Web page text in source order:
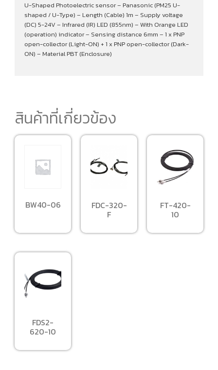
U-Shaped Photoelectric sensor – Panasonic (PM25 U-
shaped / U-Type) – Length (Cable) 1m – Supply voltage
(DC) 5-24V – Infrared (IR) LED (855nm) – With Orange LED
(operation) indicator – Sensing distance 6mm – 1 x PNP
open-collector (Light-ON) + 1 x PNP open-collector (Dark-
ON) – Material PBT (Enclosure)
สินค้าที่เกี่ยวข้อง
BW40-06 FDC-320-
F
FT-420-
10
FDS2-
620-10